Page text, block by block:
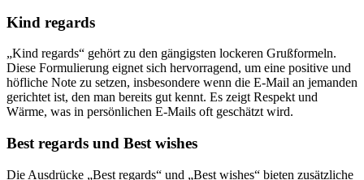
Kind regards
„Kind regards“ gehört zu den gängigsten lockeren Grußformeln.
Diese Formulierung eignet sich hervorragend, um eine positive und
höfliche Note zu setzen, insbesondere wenn die E-Mail an jemanden
gerichtet ist, den man bereits gut kennt. Es zeigt Respekt und
Wärme, was in persönlichen E-Mails oft geschätzt wird.
Best regards und Best wishes
Die Ausdrücke „Best regards“ und „Best wishes“ bieten zusätzliche